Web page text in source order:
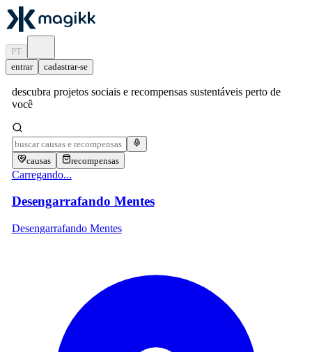
PT
entrar
cadastrar-se
descubra projetos sociais e recompensas sustentáveis perto de
você
causas recompensas
Carregando...
Desengarrafando Mentes
Desengarrafando Mentes